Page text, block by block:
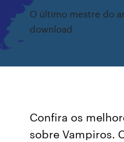
O último mestre do
download
Confira os
sobre Vampiros.